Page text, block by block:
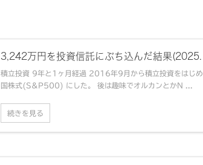
3,242万円を投資信託にぶち込んだ結果
積立投資 9年と1ヶ月経過 2016年9月から積立投資をは
国株式(S&P500) にした。 後は趣味でオルカンとかN ...
続きを見る